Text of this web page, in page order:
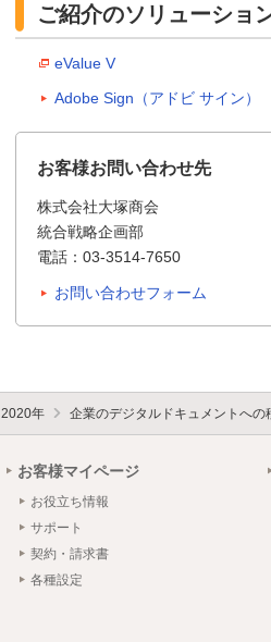
ご紹介のソリューショ
eValue V
Adobe Sign（アドビ サイン）
お客様お問い合わせ先
株式会社大塚商会
統合戦略企画部
電話：03-3514-7650
お問い合わせフォーム
2020年 企業のデジタルドキュメントへの
お客様マイページ
お役立ち情報
サポート
契約・請求書
各種設定